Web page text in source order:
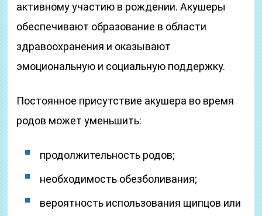
активному участию в рождении. Акушеры
обеспечивают образование в области
здравоохранения и оказывают
эмоциональную и социальную поддержку.
Постоянное присутствие акушера во время
родов может уменьшить:
продолжительность родов;
необходимость обезболивания;
вероятность использования щипцов или